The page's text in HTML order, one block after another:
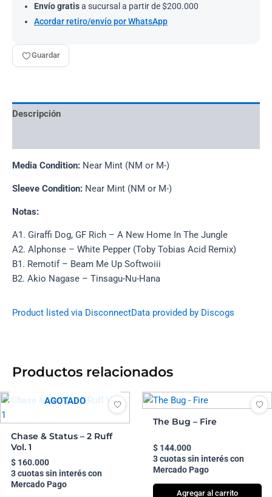
Envío gratisa sucursal a partir de $200.000
Acordar retiro/envío por WhatsApp
Guardar
Descripción
Media Condition: Near Mint (NM or M-)
Sleeve Condition: Near Mint (NM or M-)
Notas:
A1. Giraffi Dog, GF Rich – A New Home In The Jungle
A2. Alphonse – White Pepper (Toby Tobias Acid Remix)
B1. Remotif – Beam Me Up Softwoiii
B2. Akio Nagase – Tinsagu-Nu-Hana
Product listed via DisconnectData provided by Discogs
Productos relacionados
AGOTADO
Chase & Status – 2 Ruff
Vol. 1
$160.000
3 cuotas sin interés con
Mercado Pago
The Bug – Fire
$144.000
3 cuotas sin interés con
Mercado Pago
Agregar al carrito